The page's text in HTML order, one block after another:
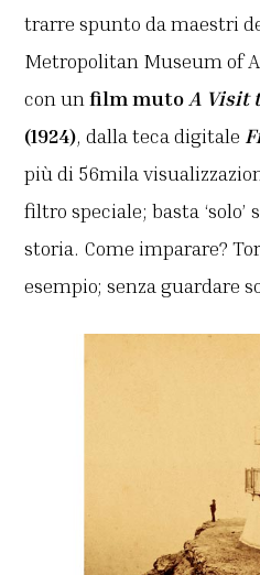
trarre spunto da maestri
Metropolitan Museum of
con unfilm muto A Visit
(1924), dalla teca digitale
più di 56mila
filtro speciale; basta ‘solo’
storia. Come imparare?
esempio; senza guardare